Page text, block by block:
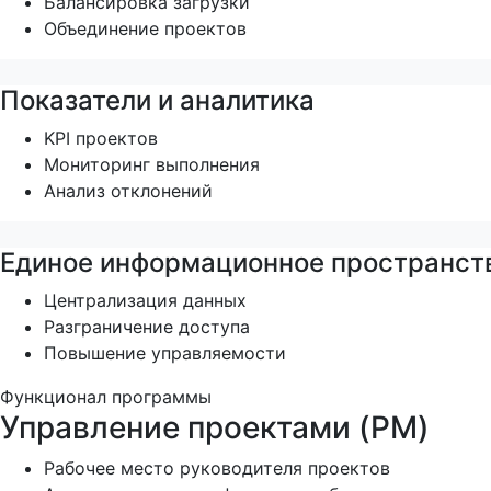
Объединение проектов
Показатели и аналитика
KPI проектов
Мониторинг выполнения
Анализ отклонений
Единое информационное
Централизация данных
Разграничение доступа
Повышение управляемости
Функционал программы
Управление проектами (PM)
Рабочее место руководителя проектов